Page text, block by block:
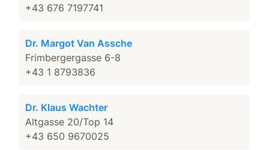
+43 676 7197741
Dr. Margot Van Assche
Frimbergergasse 6-8
+43 1 8793836
Dr. Klaus Wachter
Altgasse 20/Top 14
+43 650 9670025